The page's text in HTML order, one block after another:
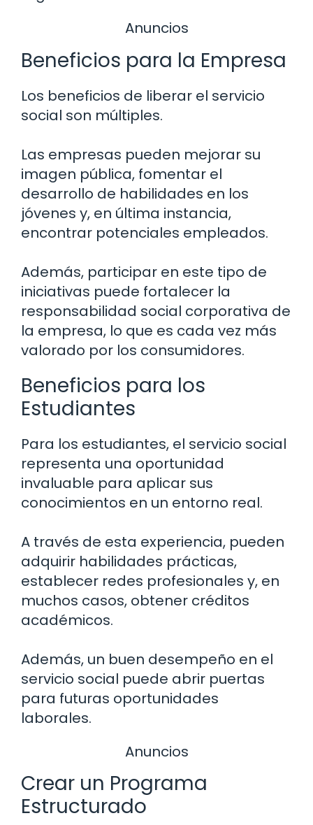
Anuncios
Beneficios para la Empresa
Los beneficios de liberar el servicio
social son múltiples.
Las empresas pueden mejorar su
imagen pública, fomentar el
desarrollo de habilidades en los
jóvenes y, en última instancia,
encontrar potenciales empleados.
Además, participar en este tipo de
iniciativas puede fortalecer la
responsabilidad social corporativa de
la empresa, lo que es cada vez más
valorado por los consumidores.
Beneficios para los
Estudiantes
Para los estudiantes, el servicio social
representa una oportunidad
invaluable para aplicar sus
conocimientos en un entorno real.
A través de esta experiencia, pueden
adquirir habilidades prácticas,
establecer redes profesionales y, en
muchos casos, obtener créditos
académicos.
Además, un buen desempeño en el
servicio social puede abrir puertas
para futuras oportunidades
laborales.
Anuncios
Crear un Programa
Estructurado